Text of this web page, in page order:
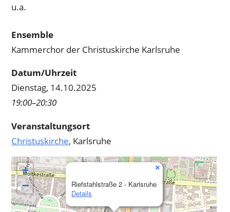
u.a.
Ensemble
Kammerchor der Christuskirche Karlsruhe
Datum/Uhrzeit
Dienstag, 14.10.2025
19:00–20:30
Veranstaltungsort
Christuskirche, Karlsruhe
Riefstahlstraße 2 - Karlsruhe
Details
×
+
−